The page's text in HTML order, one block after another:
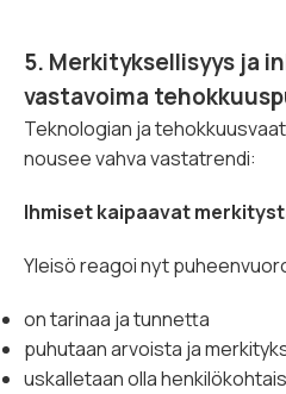
5. Merkityksellisyys ja
vastavoima
Teknologian ja
nousee vahva vastatrendi:
Ihmiset kaipaavat
Yleisö reagoi nyt
on tarinaa ja tunnetta
puhutaan arvoista ja
uskalletaan olla